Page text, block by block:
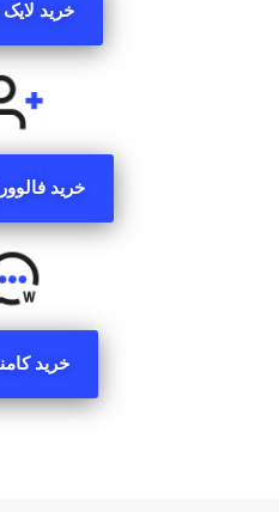
خرید لایک
خرید
خرید